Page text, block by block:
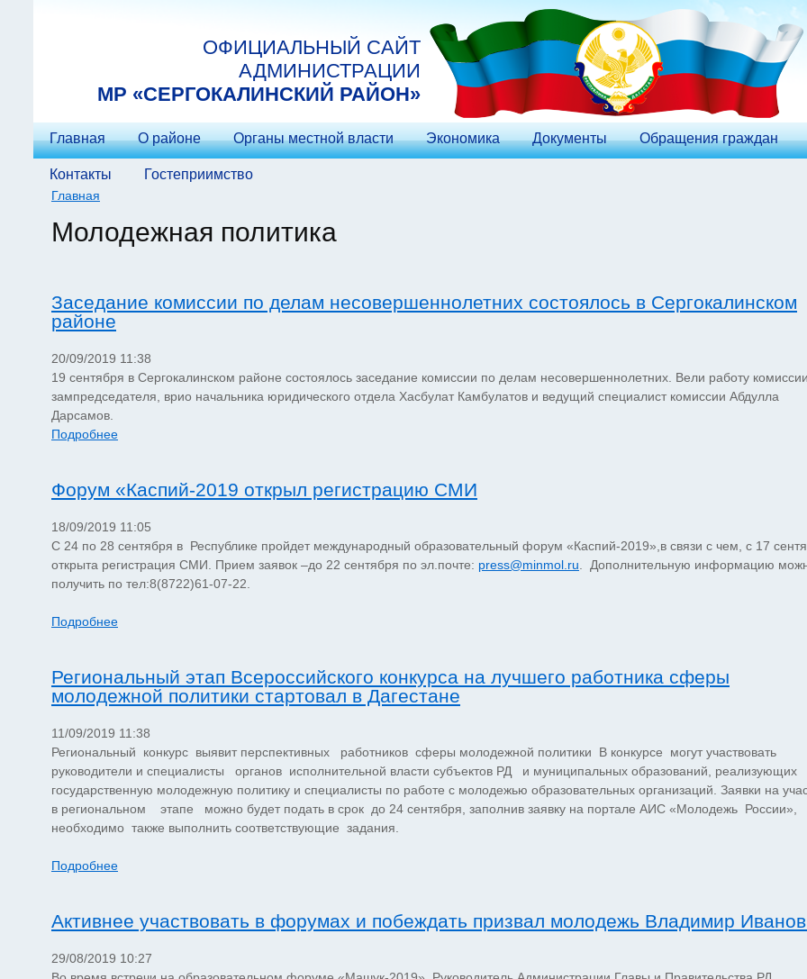
ОФИЦИАЛЬНЫЙ САЙТ
АДМИНИСТРАЦИИ
МP «СЕРГОКАЛИНСКИЙ РАЙОН»
Главная О районе Органы местной власти Экономика Документы Обращения граждан
Контакты Гостеприимство
Вы здесь
Главная
Молодежная политика
Заседание комиссии по делам несовершеннолетних состоялось в Сергокалинском
районе
20/09/2019 11:38
19 сентября в Сергокалинском районе состоялось заседание комиссии по делам несовершеннолетних. Вели работу
зампредседателя, врио начальника юридического отдела Хасбулат Камбулатов и ведущий специалист комиссии Абдулла
Дарсамов.
Подробнее
Форум «Каспий-2019 открыл регистрацию СМИ
18/09/2019 11:05
С 24 по 28 сентября в Республике пройдет международный образовательный форум «Каспий-2019»,в связи с чем, с 17
открыта регистрация СМИ. Прием заявок –до 22 сентября по эл.почте: press@minmol.ru . Дополнительную информацию
получить по тел:8(8722)61-07-22.
Подробнее
Региональный этап Всероссийского конкурса на лучшего работника сферы
молодежной политики стартовал в Дагестане
11/09/2019 11:38
Региональный конкурс выявит перспективных работников сферы молодежной политики В конкурсе могут участвовать
руководители и специалисты органов исполнительной власти субъектов РД и муниципальных образований, реализующих
государственную молодежную политику и специалисты по работе с молодежью образовательных организаций. Заявки на
в региональном этапе можно будет подать в срок до 24 сентября, заполнив заявку на портале АИС «Молодежь России»,
необходимо также выполнить соответствующие задания.
Подробнее
Активнее участвовать в форумах и побеждать призвал молодежь Владимир
29/08/2019 10:27